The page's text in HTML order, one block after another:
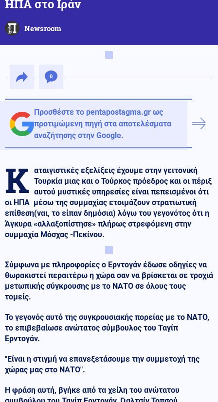
ΗΠΑ στο Ιράν
Newsroom
0
Προσθέστε το pentapostagma.gr ως
προτιμώμενη πηγή στα αποτελέσματα
αναζήτησης στην Google.
Κ αταιγιστικές εξελίξεις έχουμε στην γειτονική
Τουρκία μιας και ο Τούρκος πρόεδρος και οι πέριξ
αυτού μυστικές υπηρεσίες είναι πεπεισμένοι ότι
οι ΗΠΑ μέσω της συμμαχίας ετοιμάζουν στρατιωτική
επίθεση(ναι, το είπαν δημόσια) λόγω του γεγονότος ότι η
Άγκυρα «αλλαξοπίστησε» πλήρως στρεφόμενη στην
συμμαχία Μόσχας -Πεκίνου.
Σύμφωνα με πληροφορίες ο Ερντογάν έδωσε οδηγίες να
θωρακιστεί περαιτέρω η χώρα σαν να βρίσκεται σε τροχιά
μετωπικής σύγκρουσης με το ΝΑΤΟ σε όλους τους
τομείς.
Το γεγονός αυτό της συγκρουσιακής πορείας με το ΝΑΤΟ,
το επιβεβαίωσε ανώτατος σύμβουλος του Ταγίπ
Ερντογάν.
"Είναι η στιγμή να επανεξετάσουμε την συμμετοχή της
χώρας μας στο ΝΑΤΟ".
Η φράση αυτή, βγήκε από τα χείλη του ανώτατου